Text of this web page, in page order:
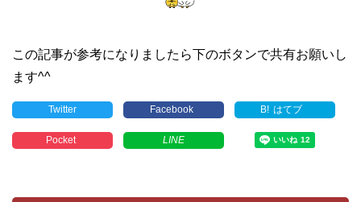
この記事が参考になりましたら下のボタンで共有お願いし
ます^^
Twitter Facebook B! はてブ
Pocket LINE